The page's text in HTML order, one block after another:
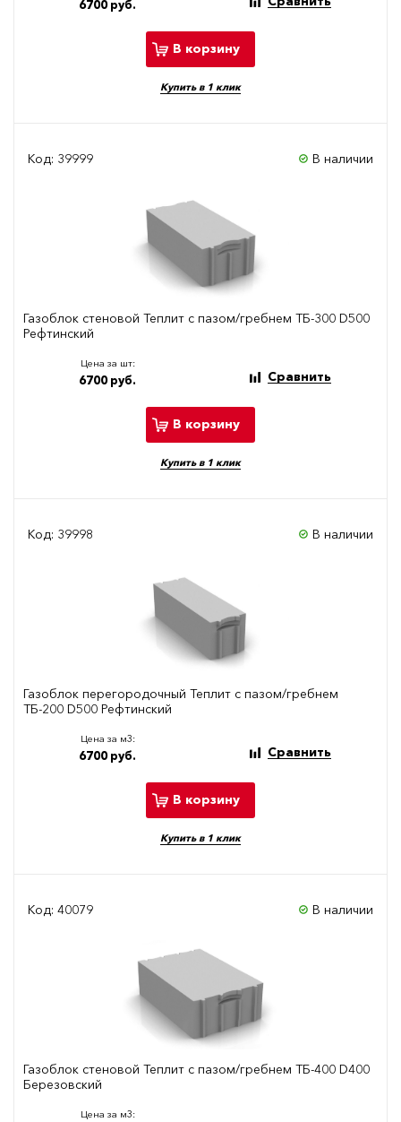
6700 руб.
В корзину
Купить в 1 клик
Код: 39999 В наличии
Газоблок стеновой Теплит с пазом/гребнем ТБ-300 D500
Рефтинский
Цена за шт:
6700 руб. Сравнить
В корзину
Купить в 1 клик
Код: 39998 В наличии
Газоблок перегородочный Теплит с пазом/гребнем
ТБ-200 D500 Рефтинский
Цена за м3:
6700 руб. Сравнить
В корзину
Купить в 1 клик
Код: 40079 В наличии
Газоблок стеновой Теплит с пазом/гребнем ТБ-400 D400
Березовский
Цена за м3: